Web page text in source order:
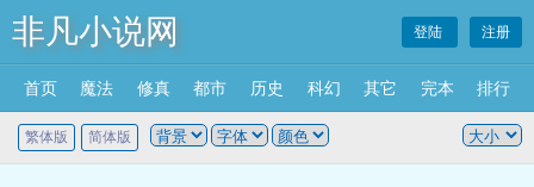
非凡小说网 登陆 注册
首页 魔法 修真 都市 历史 科幻 其它 完本 排行
繁体版 简体版